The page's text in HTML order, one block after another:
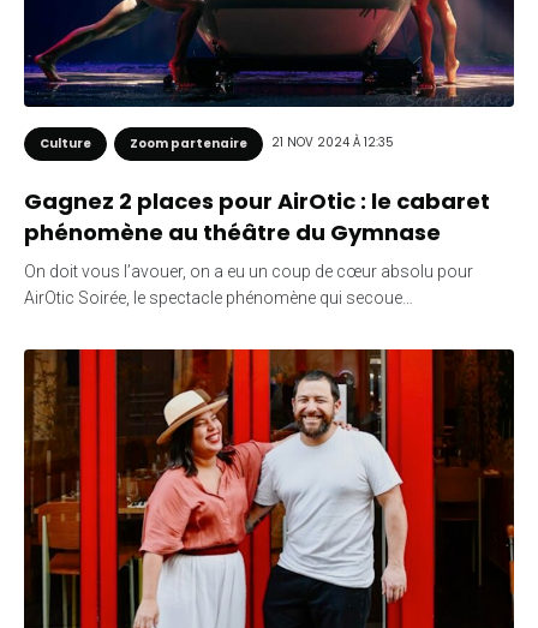
Culture Zoom partenaire 21 NOV 2024 À 12:35
Gagnez 2 places pour AirOtic : le cabaret
phénomène au théâtre du Gymnase
On doit vous l’avouer, on a eu un coup de cœur absolu pour
AirOtic Soirée, le spectacle phénomène qui secoue…